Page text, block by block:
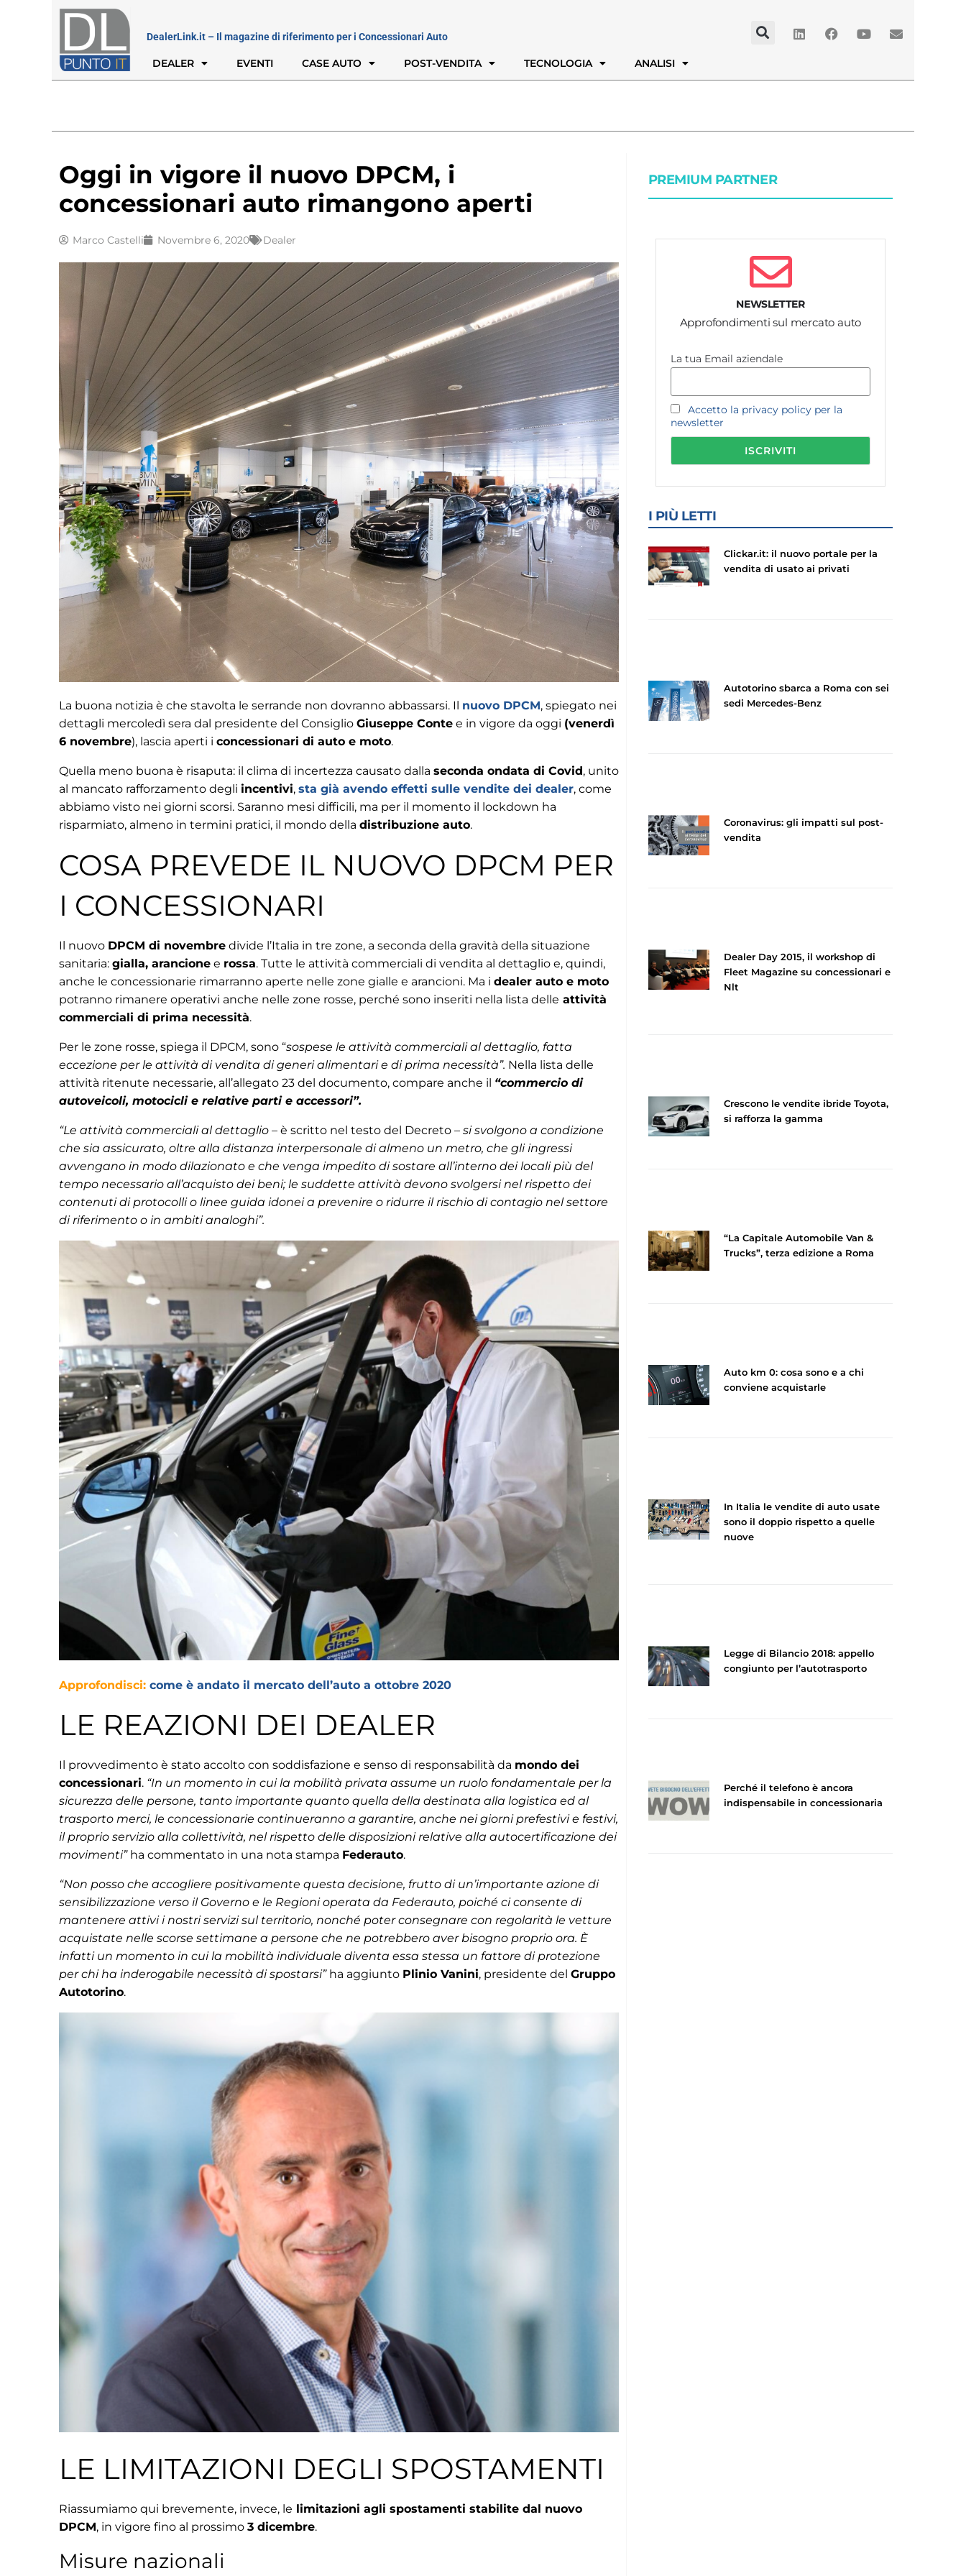
DealerLink.it – Il magazine di riferimento per i Concessionari Auto
DEALER EVENTI CASE AUTO POST-VENDITA TECNOLOGIA ANALISI
Oggi in vigore il nuovo DPCM, i
concessionari auto rimangono aperti
Marco Castelli Novembre 6, 2020 Dealer
La buona notizia è che stavolta le serrande non dovranno abbassarsi. Il nuovo DPCM, spiegato nei
dettagli mercoledì sera dal presidente del Consiglio Giuseppe Conte e in vigore da oggi (venerdì
6 novembre), lascia aperti i concessionari di auto e moto.
Quella meno buona è risaputa: il clima di incertezza causato dalla seconda ondata di Covid, unito
al mancato rafforzamento degli incentivi, sta già avendo effetti sulle vendite dei dealer, come
abbiamo visto nei giorni scorsi. Saranno mesi difficili, ma per il momento il lockdown ha
risparmiato, almeno in termini pratici, il mondo della distribuzione auto.
COSA PREVEDE IL NUOVO DPCM PER
I CONCESSIONARI
Il nuovo DPCM di novembre divide l’Italia in tre zone, a seconda della gravità della situazione
sanitaria: gialla, arancione e rossa. Tutte le attività commerciali di vendita al dettaglio e, quindi,
anche le concessionarie rimarranno aperte nelle zone gialle e arancioni. Ma i dealer auto e moto
potranno rimanere operativi anche nelle zone rosse, perché sono inseriti nella lista delle attività
commerciali di prima necessità.
Per le zone rosse, spiega il DPCM, sono “sospese le attività commerciali al dettaglio, fatta
eccezione per le attività di vendita di generi alimentari e di prima necessità”. Nella lista delle
attività ritenute necessarie, all’allegato 23 del documento, compare anche il “commercio di
autoveicoli, motocicli e relative parti e accessori”.
“Le attività commerciali al dettaglio – è scritto nel testo del Decreto – si svolgono a condizione
che sia assicurato, oltre alla distanza interpersonale di almeno un metro, che gli ingressi
avvengano in modo dilazionato e che venga impedito di sostare all’interno dei locali più del
tempo necessario all’acquisto dei beni; le suddette attività devono svolgersi nel rispetto dei
contenuti di protocolli o linee guida idonei a prevenire o ridurre il rischio di contagio nel settore
di riferimento o in ambiti analoghi”.
Approfondisci: come è andato il mercato dell’auto a ottobre 2020
LE REAZIONI DEI DEALER
Il provvedimento è stato accolto con soddisfazione e senso di responsabilità da mondo dei
concessionari. “In un momento in cui la mobilità privata assume un ruolo fondamentale per la
sicurezza delle persone, tanto importante quanto quella della destinata alla logistica ed al
trasporto merci, le concessionarie continueranno a garantire, anche nei giorni prefestivi e festivi,
il proprio servizio alla collettività, nel rispetto delle disposizioni relative alla autocertificazione dei
movimenti”ha commentato in una nota stampa Federauto.
“Non posso che accogliere positivamente questa decisione, frutto di un’importante azione di
sensibilizzazione verso il Governo e le Regioni operata da Federauto, poiché ci consente di
mantenere attivi i nostri servizi sul territorio, nonché poter consegnare con regolarità le vetture
acquistate nelle scorse settimane a persone che ne potrebbero aver bisogno proprio ora. È
infatti un momento in cui la mobilità individuale diventa essa stessa un fattore di protezione
per chi ha inderogabile necessità di spostarsi”ha aggiunto Plinio Vanini, presidente del Gruppo
Autotorino.
LE LIMITAZIONI DEGLI SPOSTAMENTI
Riassumiamo qui brevemente, invece, le limitazioni agli spostamenti stabilite dal nuovo
DPCM, in vigore fino al prossimo 3 dicembre.
Misure nazionali
PREMIUM PARTNER
NEWSLETTER
Approfondimenti sul mercato auto
La tua Email aziendale
Accetto la privacy policy per la
newsletter
I PIÙ LETTI
Clickar.it: il nuovo portale per la
vendita di usato ai privati
Autotorino sbarca a Roma con sei
sedi Mercedes-Benz
Coronavirus: gli impatti sul post-
vendita
Dealer Day 2015, il workshop di
Fleet Magazine su concessionari e
Nlt
Crescono le vendite ibride Toyota,
si rafforza la gamma
“La Capitale Automobile Van &
Trucks”, terza edizione a Roma
Auto km 0: cosa sono e a chi
conviene acquistarle
In Italia le vendite di auto usate
sono il doppio rispetto a quelle
nuove
Legge di Bilancio 2018: appello
congiunto per l’autotrasporto
Perché il telefono è ancora
indispensabile in concessionaria